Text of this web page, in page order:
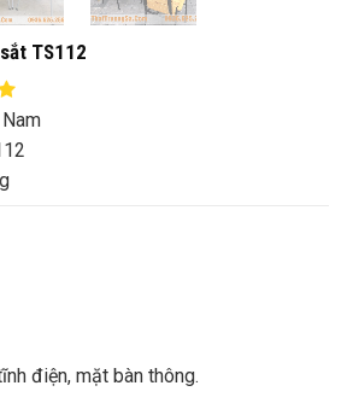
TS112
điện, mặt bàn thông.